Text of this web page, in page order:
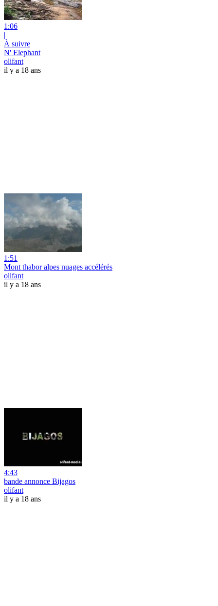
1:06
|
À suivre
N' Elephant
olifant
il y a 18 ans
1:51
Mont thabor alpes nuages accélérés
olifant
il y a 18 ans
4:43
bande annonce Bijagos
olifant
il y a 18 ans